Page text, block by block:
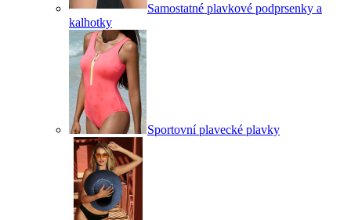
Samostatné plavkové podprsenky a
kalhotky
Sportovní plavecké plavky